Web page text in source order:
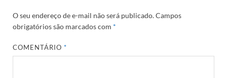
O seu endereço de e-mail não será publicado.Campos
obrigatórios são marcados com *
COMENTÁRIO*